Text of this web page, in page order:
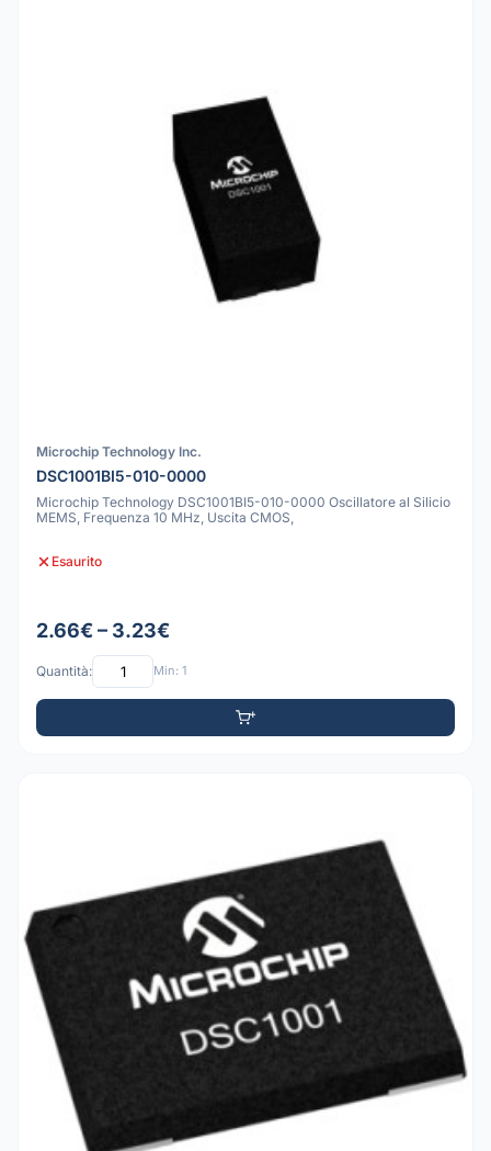
Microchip Technology Inc.
DSC1001BI5-010-0000
Microchip Technology DSC1001BI5-010-0000 Oscillatore al Silicio
MEMS, Frequenza 10 MHz, Uscita CMOS,
Esaurito
2.66€ – 3.23€
Quantità: Min: 1